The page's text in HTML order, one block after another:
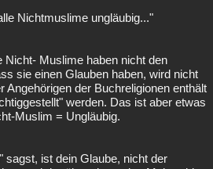
Nichtmuslime ungläubig..."
Nicht- Muslime haben nicht den
sie einen Glauben haben, wird nicht
Angehörigen der Buchreligionen enthält
werden. Das ist aber etwas
Muslim = Ungläubig.
sagst, ist dein Glaube, nicht der